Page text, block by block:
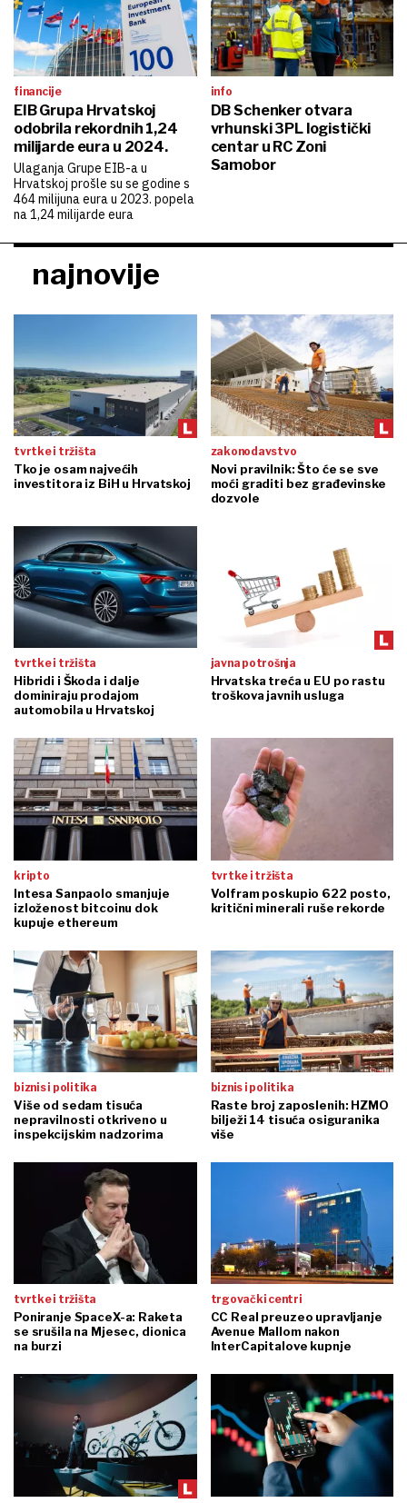
financije
EIB Grupa Hrvatskoj
odobrila rekordnih 1,24
milijarde eura u 2024.
Ulaganja Grupe EIB-a u
Hrvatskoj prošle su se godine s
464 milijuna eura u 2023. popela
na 1,24 milijarde eura
info
DB Schenker otvara
vrhunski 3PL logistički
centar u RC Zoni
Samobor
najnovije
tvrtke i tržišta
Tko je osam najvećih
investitora iz BiH u Hrvatskoj
zakonodavstvo
Novi pravilnik: Što će se sve
moći graditi bez građevinske
dozvole
tvrtke i tržišta
Hibridi i Škoda i dalje
dominiraju prodajom
automobila u Hrvatskoj
javna potrošnja
Hrvatska treća u EU po rastu
troškova javnih usluga
kripto
Intesa Sanpaolo smanjuje
izloženost bitcoinu dok
kupuje ethereum
tvrtke i tržišta
Volfram poskupio 622 posto,
kritični minerali ruše rekorde
biznis i politika
Više od sedam tisuća
nepravilnosti otkriveno u
inspekcijskim nadzorima
biznis i politika
Raste broj zaposlenih: HZMO
bilježi 14 tisuća osiguranika
više
tvrtke i tržišta
Poniranje SpaceX-a: Raketa
se srušila na Mjesec, dionica
na burzi
trgovački centri
CC Real preuzeo upravljanje
Avenue Mallom nakon
InterCapitalove kupnje